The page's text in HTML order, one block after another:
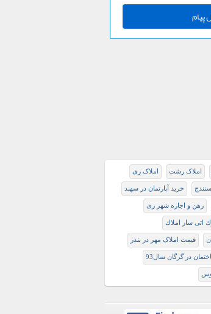
پیام
املاک رشت املاک ری
خرید آپارتمان در سهند
رهن و اجاره شهر ری
اتى ساز املاك
قیمت املاک مهر در بندر
در گرگان سال93